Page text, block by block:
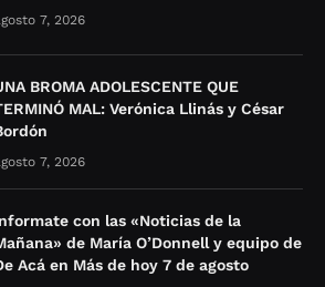
7, 2026
BROMA ADOLESCENTE QUE
MAL: Verónica Llinás y César
7, 2026
con las «Noticias de la
de María O’Donnell y equipo de
Acá en Más de hoy 7 de agosto